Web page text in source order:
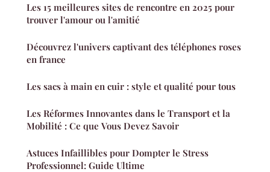
Les 15 meilleures sites de rencontre en 2025 pour
trouver l'amour ou l'amitié
Découvrez l'univers captivant des téléphones roses
en france
Les sacs à main en cuir : style et qualité pour tous
Les Réformes Innovantes dans le Transport et la
Mobilité : Ce que Vous Devez Savoir
Astuces Infaillibles pour Dompter le Stress
Professionnel: Guide Ultime